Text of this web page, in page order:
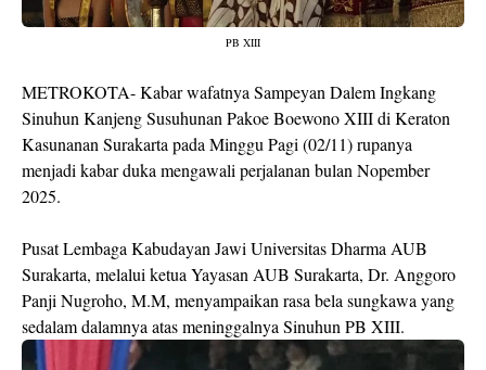
PB XIII
METROKOTA- Kabar wafatnya Sampeyan Dalem Ingkang
Sinuhun Kanjeng Susuhunan Pakoe Boewono XIII di Keraton
Kasunanan Surakarta pada Minggu Pagi (02/11) rupanya
menjadi kabar duka mengawali perjalanan bulan Nopember
2025.
Pusat Lembaga Kabudayan Jawi Universitas Dharma AUB
Surakarta, melalui ketua Yayasan AUB Surakarta, Dr. Anggoro
Panji Nugroho, M.M, menyampaikan rasa bela sungkawa yang
sedalam dalamnya atas meninggalnya Sinuhun PB XIII.